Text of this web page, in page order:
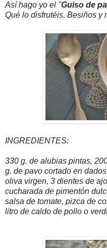
Así hago yo el "Guiso de
Qué lo disfrutéis. Besiños y
INGREDIENTES:
330 g. de alubias pintas,
g. de pavo cortado en
oliva virgen, 3 dientes de
cucharada de pimentón
salsa de tomate, pizca de
litro de caldo de pollo o